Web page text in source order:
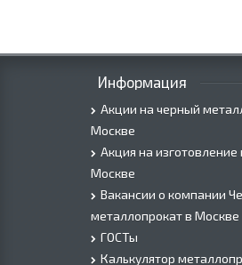
Информация
Акции на черный
Москве
Акция на изготовление
Москве
Вакансии о компании
металлопрокат в Москве
ГОСТы
Калькулятор